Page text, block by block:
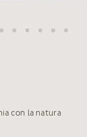
con la natura